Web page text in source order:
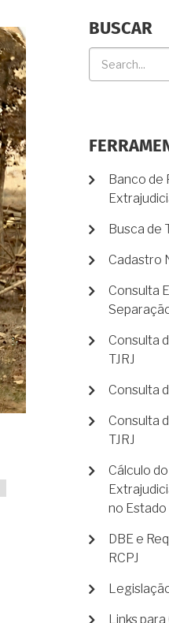
BUSCAR
Banco de
Busca de
Cadastro
Consulta
Consulta
TJRJ
Consulta
Consulta
TJRJ
Cálculo
no Estado
DBE e
RCPJ
Links